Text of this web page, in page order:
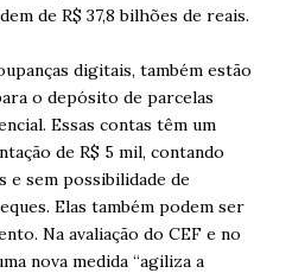
de R$ 37,8 bilhões de reais.
digitais, também estão
o depósito de parcelas
Essas contas têm um
de R$ 5 mil, contando
e sem possibilidade de
Elas também podem ser
Na avaliação do CEF e no
nova medida “agiliza a